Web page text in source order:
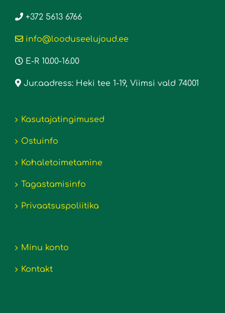
+372 5613 6766
info@looduseelujoud.ee
E-R 10.00-16.00
Jur.aadress: Heki tee 1-19, Viimsi vald 74001
Kasutajatingimused
Ostuinfo
Kohaletoimetamine
Tagastamisinfo
Privaatsuspoliitika
Minu konto
Kontakt